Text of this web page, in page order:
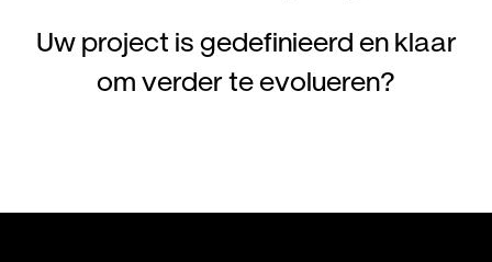
Uw project is gedefinieerd en klaar
om verder te evolueren?